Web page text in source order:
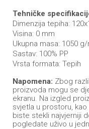
Tehničke
Dimenzija tepiha:
Visina: 0 mm
Ukupna masa: 1050 g/
Sastav: 100% PP
Vrsta formata: Tepih
Napomena: Zbog
proizvoda mogu se
ekranu. Na izgled
svjetla u prostoru,
biste stekli najvjerniji
pogledate uživo u